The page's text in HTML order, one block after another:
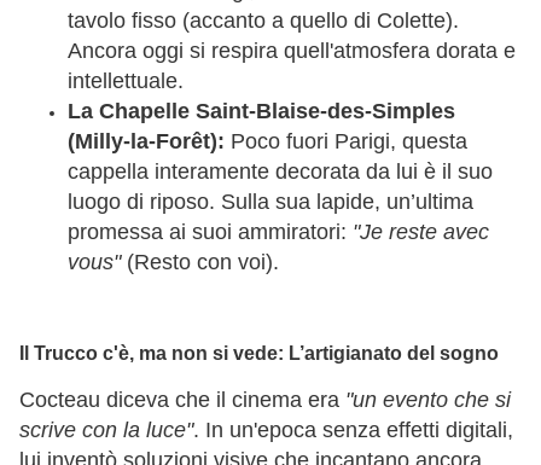
tavolo fisso (accanto a quello di Colette).
Ancora oggi si respira quell'atmosfera dorata e
intellettuale.
La Chapelle Saint-Blaise-des-Simples
(Milly-la-Forêt): Poco fuori Parigi, questa
cappella interamente decorata da lui è il suo
luogo di riposo. Sulla sua lapide, un’ultima
promessa ai suoi ammiratori: "Je reste avec
vous"(Resto con voi).
Il Trucco c'è, ma non si vede: L’artigianato del sogno
Cocteau diceva che il cinema era "un evento che si
scrive con la luce". In un'epoca senza effetti digitali,